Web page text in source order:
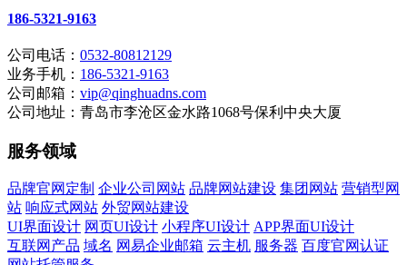
186-5321-9163
公司电话： 0532-80812129
业务手机： 186-5321-9163
公司邮箱： vip@qinghuadns.com
公司地址：青岛市李沧区金水路1068号保利中央大厦
服务领域
品牌官网定制 企业公司网站 品牌网站建设 集团网站 营销型网
站 响应式网站 外贸网站建设
UI界面设计 网页UI设计 小程序UI设计 APP界面UI设计
互联网产品 域名 网易企业邮箱 云主机 服务器 百度官网认证